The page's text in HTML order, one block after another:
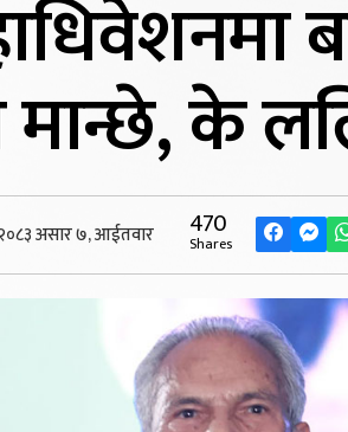
मान्छे, के
असार ७, आईतवार 470
Shares